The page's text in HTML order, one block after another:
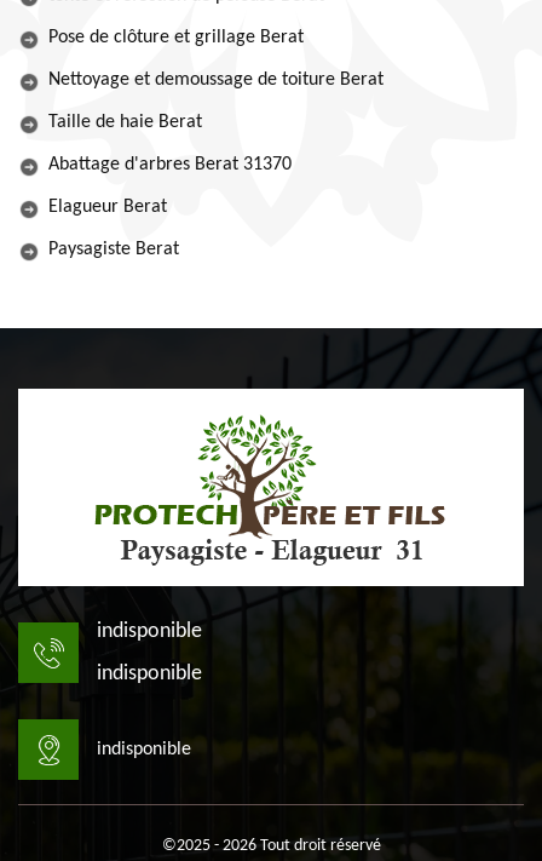
Pose de clôture et grillage Berat
Nettoyage et demoussage de toiture Berat
Taille de haie Berat
Abattage d'arbres Berat 31370
Elagueur Berat
Paysagiste Berat
indisponible
indisponible
indisponible
©2025 - 2026 Tout droit réservé